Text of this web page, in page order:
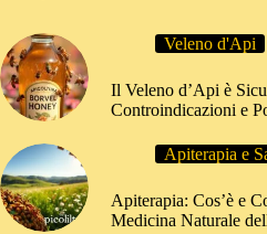
Veleno d'Api
Il Veleno d’Api è
Controindicazioni e
Apiterapia e
Apiterapia: Cos’è e
Medicina Naturale